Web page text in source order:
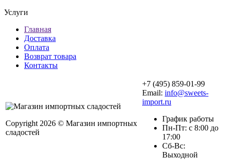
Услуги
Главная
Доставка
Оплата
Возврат товара
Контакты
Copyright 2026 © Магазин импортных
сладостей
+7 (495) 859-01-99
Email: info@sweets-
import.ru
График работы
Пн-Пт: с 8:00 до
17:00
Сб-Вс:
Выходной